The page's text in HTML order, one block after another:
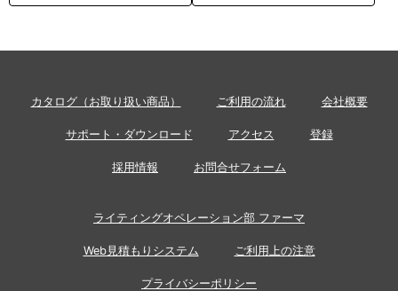
カタログ（お取り扱い商品） ご利用の流れ 会社概要
サポート・ダウンロード アクセス 登録
採用情報 お問合せフォーム
ライティングオペレーション部 ファーマ
Web見積もりシステム ご利用上の注意
プライバシーポリシー